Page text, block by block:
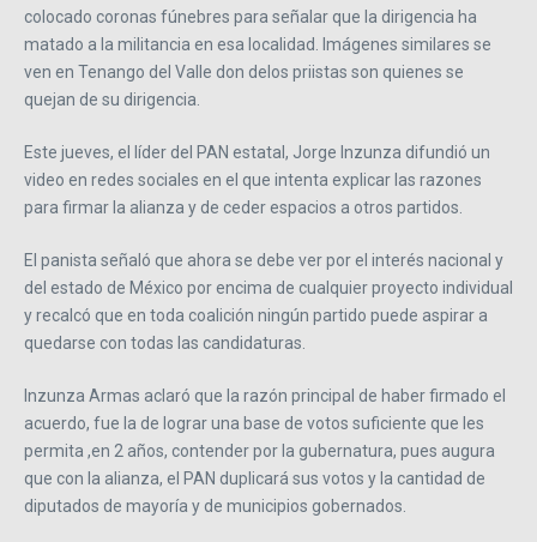
colocado coronas fúnebres para señalar que la dirigencia ha
matado a la militancia en esa localidad. Imágenes similares se
ven en Tenango del Valle don delos priistas son quienes se
quejan de su dirigencia.
Este jueves, el líder del PAN estatal, Jorge Inzunza difundió un
video en redes sociales en el que intenta explicar las razones
para firmar la alianza y de ceder espacios a otros partidos.
El panista señaló que ahora se debe ver por el interés nacional y
del estado de México por encima de cualquier proyecto individual
y recalcó que en toda coalición ningún partido puede aspirar a
quedarse con todas las candidaturas.
Inzunza Armas aclaró que la razón principal de haber firmado el
acuerdo, fue la de lograr una base de votos suficiente que les
permita ,en 2 años, contender por la gubernatura, pues augura
que con la alianza, el PAN duplicará sus votos y la cantidad de
diputados de mayoría y de municipios gobernados.